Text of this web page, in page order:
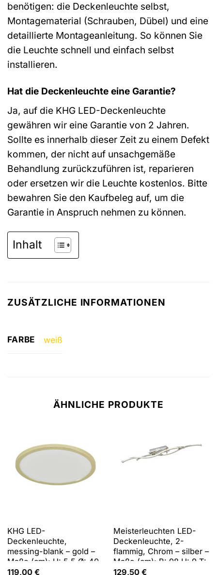
benötigen: die Deckenleuchte selbst,
Montagematerial (Schrauben, Dübel) und eine
detaillierte Montageanleitung. So können Sie
die Leuchte schnell und einfach selbst
installieren.
Hat die Deckenleuchte eine Garantie?
Ja, auf die KHG LED-Deckenleuchte
gewähren wir eine Garantie von 2 Jahren.
Sollte es innerhalb dieser Zeit zu einem Defekt
kommen, der nicht auf unsachgemäße
Behandlung zurückzuführen ist, reparieren
oder ersetzen wir die Leuchte kostenlos. Bitte
bewahren Sie den Kaufbeleg auf, um die
Garantie in Anspruch nehmen zu können.
Inhalt
ZUSÄTZLICHE INFORMATIONEN
FARBE weiß
ÄHNLICHE PRODUKTE
KHG LED-
Deckenleuchte,
messing-blank – gold –
Maße (cm): H: 5,5 Ø: 40
119,00 €
Meisterleuchten LED-
Deckenleuchte, 2-
flammig, Chrom – silber –
Maße (cm): B: 98 H: 9 T:
8,5
129,50 €